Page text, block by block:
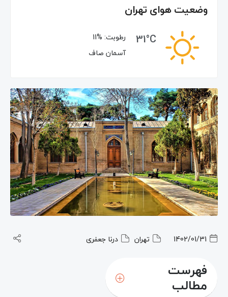
وضعیت هوای تهران
31°C
رطوبت: 11%
آسمان صاف
1402/01/31 تهران درنا جعفری
فهرست
مطالب